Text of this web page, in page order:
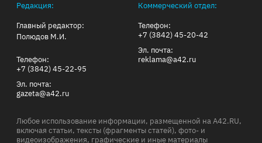
Редакция:
Главный редактор:
Полюдов М.И.
Телефон:
+7 (3842) 45-22-95
Эл. почта:
gazeta@a42.ru
Коммерческий отдел:
Телефон:
+7 (3842) 45-20-42
Эл. почта:
reklama@a42.ru
Любое использование информации, размещенной на A42.RU,
включая статьи, тексты (фрагменты статей), фото- и
видеоизображения, графические и иные материалы